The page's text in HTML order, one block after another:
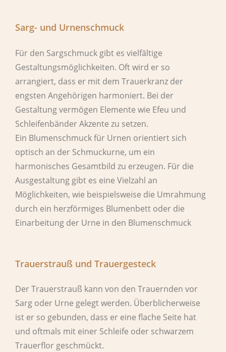
Sarg- und Urnenschmuck
Für den Sargschmuck gibt es vielfältige
Gestaltungsmöglichkeiten. Oft wird er so
arrangiert, dass er mit dem Trauerkranz der
engsten Angehörigen harmoniert. Bei der
Gestaltung vermögen Elemente wie Efeu und
Schleifenbänder Akzente zu setzen.
Ein Blumenschmuck für Urnen orientiert sich
optisch an der Schmuckurne, um ein
harmonisches Gesamtbild zu erzeugen. Für die
Ausgestaltung gibt es eine Vielzahl an
Möglichkeiten, wie beispielsweise die Umrahmung
durch ein herzförmiges Blumenbett oder die
Einarbeitung der Urne in den Blumenschmuck
Trauerstrauß und Trauergesteck
Der Trauerstrauß kann von den Trauernden vor
Sarg oder Urne gelegt werden. Überblicherweise
ist er so gebunden, dass er eine flache Seite hat
und oftmals mit einer Schleife oder schwarzem
Trauerflor geschmückt.